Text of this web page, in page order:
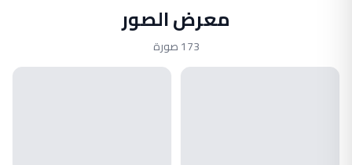
معرض الصور
173 صورة